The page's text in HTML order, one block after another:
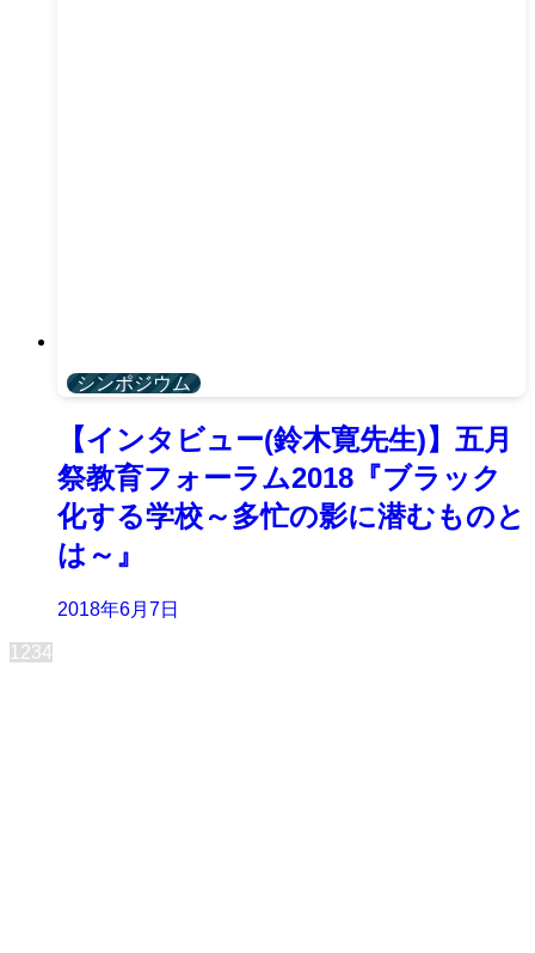
シンポジウム
【インタビュー(鈴木寛先生)】五月
祭教育フォーラム2018『ブラック
化する学校～多忙の影に潜むものと
は～』
2018年6月7日
1 234